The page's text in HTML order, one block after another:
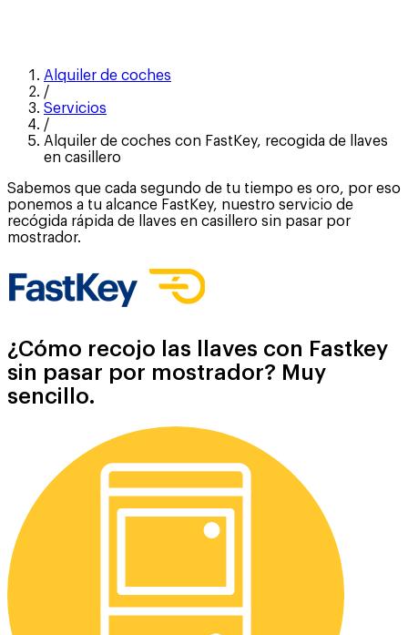
Alquiler de coches
/
Servicios
/
Alquiler de coches con FastKey, recogida de llaves
en casillero
Sabemos que cada segundo de tu tiempo es oro, por eso
ponemos a tu alcance FastKey, nuestro servicio de
recógida rápida de llaves en casillero sin pasar por
mostrador.
¿Cómo recojo las llaves con Fastkey
sin pasar por mostrador? Muy
sencillo.